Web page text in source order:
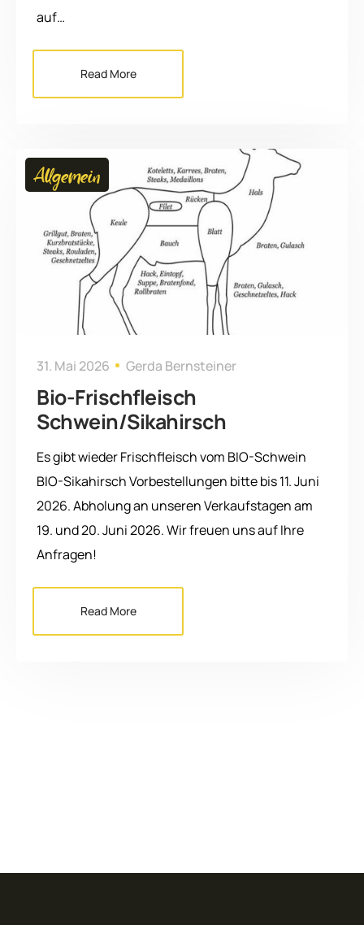
auf…
Read More
Allgemein
31. Mai 2026 Gerda Bernsteiner
Bio-Frischfleisch
Schwein/Sikahirsch
Es gibt wieder Frischfleisch vom BIO-Schwein
BIO-Sikahirsch Vorbestellungen bitte bis 11. Juni
2026. Abholung an unseren Verkaufstagen am
19. und 20. Juni 2026. Wir freuen uns auf Ihre
Anfragen!
Read More